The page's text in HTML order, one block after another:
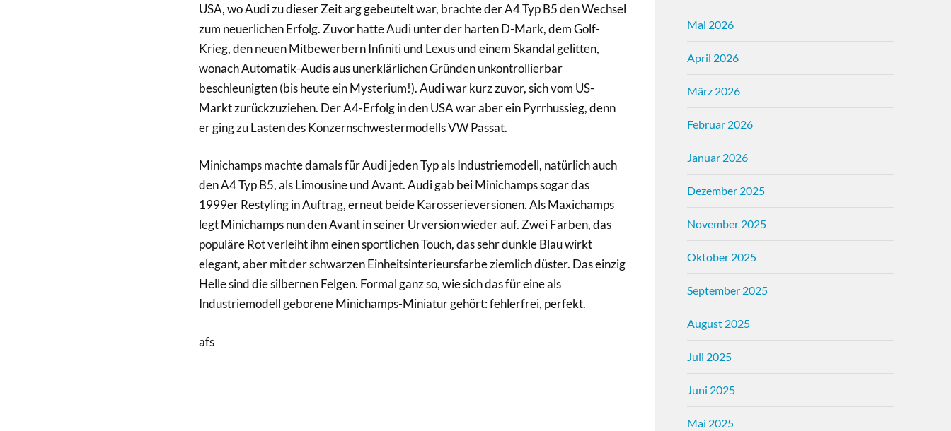
USA, wo Audi zu dieser Zeit arg gebeutelt war, brachte der A4 Typ B5 den Wechsel
zum neuerlichen Erfolg. Zuvor hatte Audi unter der harten D-Mark, dem Golf-
Krieg, den neuen Mitbewerbern Infiniti und Lexus und einem Skandal gelitten,
wonach Automatik-Audis aus unerklärlichen Gründen unkontrollierbar
beschleunigten (bis heute ein Mysterium!). Audi war kurz zuvor, sich vom US-
Markt zurückzuziehen. Der A4-Erfolg in den USA war aber ein Pyrrhussieg, denn
er ging zu Lasten des Konzernschwestermodells VW Passat.
Minichamps machte damals für Audi jeden Typ als Industriemodell, natürlich auch
den A4 Typ B5, als Limousine und Avant. Audi gab bei Minichamps sogar das
1999er Restyling in Auftrag, erneut beide Karosserieversionen. Als Maxichamps
legt Minichamps nun den Avant in seiner Urversion wieder auf. Zwei Farben, das
populäre Rot verleiht ihm einen sportlichen Touch, das sehr dunkle Blau wirkt
elegant, aber mit der schwarzen Einheitsinterieursfarbe ziemlich düster. Das einzig
Helle sind die silbernen Felgen. Formal ganz so, wie sich das für eine als
Industriemodell geborene Minichamps-Miniatur gehört: fehlerfrei, perfekt.
afs
Mai 2026
April 2026
März 2026
Februar 2026
Januar 2026
Dezember 2025
November 2025
Oktober 2025
September 2025
August 2025
Juli 2025
Juni 2025
Mai 2025